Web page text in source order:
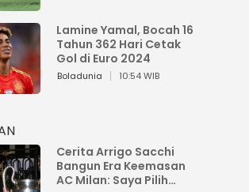
Lamine Yamal, Bocah 16
Tahun 362 Hari Cetak
Gol di Euro 2024
Boladunia 10:54 WIB
Cerita Arrigo Sacchi
Bangun Era Keemasan
AC Milan: Saya Pilih